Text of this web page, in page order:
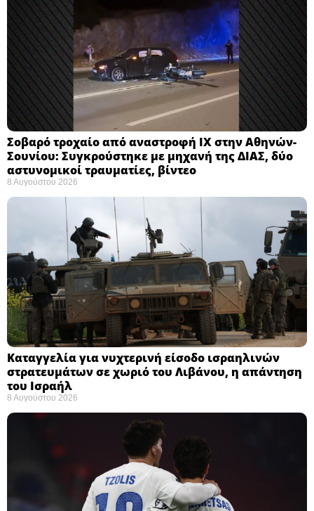
Σοβαρό τροχαίο από αναστροφή ΙΧ στην Αθηνών-
Σουνίου: Συγκρούστηκε με μηχανή της ΔΙΑΣ, δύο
αστυνομικοί τραυματίες, βίντεο
8 Αυγούστου 2026
Καταγγελία για νυχτερινή είσοδο ισραηλινών
στρατευμάτων σε χωριό του Λιβάνου, η απάντηση
του Ισραήλ
8 Αυγούστου 2026